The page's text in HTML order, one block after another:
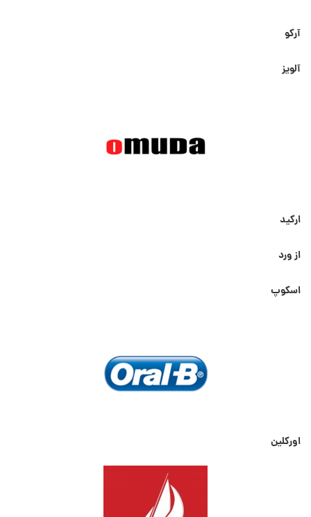
آرکو
آلویز
ارکید
از ورد
اسکوپ
اورکلین